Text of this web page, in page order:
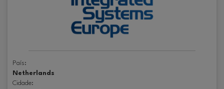
País:
Netherlands
Cidade: